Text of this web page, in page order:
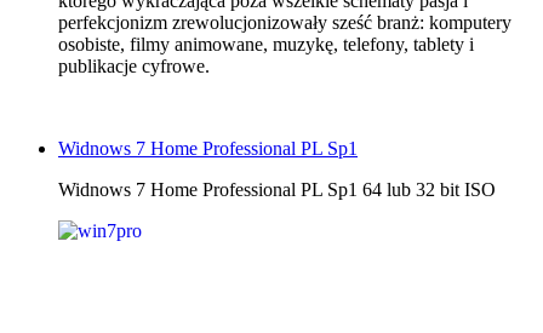
perfekcjonizm zrewolucjonizowały sześć branż: komputery
osobiste, filmy animowane, muzykę, telefony, tablety i
publikacje cyfrowe.
Widnows 7 Home Professional PL Sp1
Widnows 7 Home Professional PL Sp1 64 lub 32 bit ISO